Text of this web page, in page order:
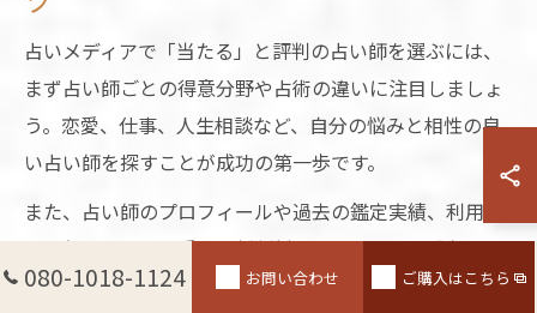
占いメディアで「当たる」と評判の占い師を選ぶには、
まず占い師ごとの得意分野や占術の違いに注目しましょ
う。恋愛、仕事、人生相談など、自分の悩みと相性の良
い占い師を探すことが成功の第一歩です。
また、占い師のプロフィールや過去の鑑定実績、利用者
の評価コメントも重要な判断材料となります。「当たる
占い師」にはリピーターが多く、具体的なアドバイスや
080-1018-1124 お問い合わせ ご購入はこちら